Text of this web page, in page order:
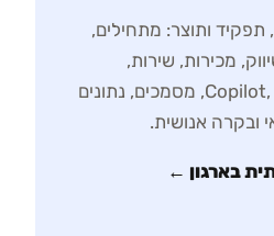
ותוצר: מתחילים,
מכירות, שירות,
משפטים, תפעול, Copilot, Gemini, מסמכים, נתונים
ובקרה אנושית.
בארגון ←